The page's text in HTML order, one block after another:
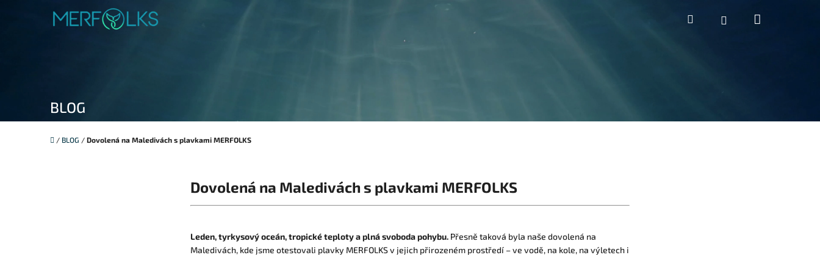
HledatPřihlášení
BLOG
Domů
/ BLOG / Dovolená na Maledivách s plavkami MERFOLKS
Dovolená na Maledivách s plavkami MERFOLKS
Leden, tyrkysový oceán, tropické teploty a plná svoboda pohybu. Přesně taková byla naše dovolená na
Maledivách, kde jsme otestovali plavky MERFOLKS v jejich přirozeném prostředí – ve vodě, na kole, na výletech i